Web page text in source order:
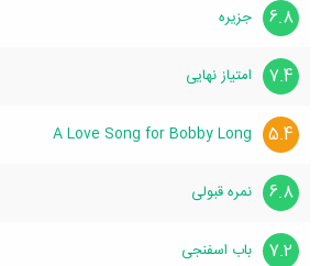
6.8 جزیره
7.4 امتیاز نهایی
5.4
A Love Song for Bobby Long
6.8 نمره قبولی
7.2 باب اسفنجی